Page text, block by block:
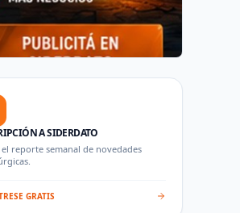
A SIDERDATO
el reporte semanal de novedades
GRATIS